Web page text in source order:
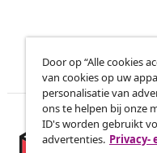
Door op “Alle cookies
van cookies op uw
personalisatie van
ons te helpen bij onze
ID's worden gebruikt
advertenties. Privacy-